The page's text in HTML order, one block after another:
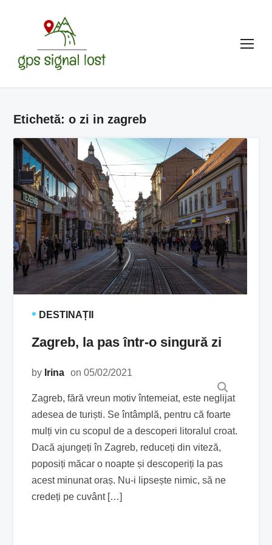
Etichetă:o zi in zagreb
• DESTINAȚII
Zagreb, la pas într-o singură zi
by Irina on 05/02/2021
Zagreb, fără vreun motiv întemeiat, este neglijat
adesea de turiști. Se întâmplă, pentru că foarte
mulți vin cu scopul de a descoperi litoralul croat.
Dacă ajungeți în Zagreb, reduceți din viteză,
poposiți măcar o noapte și descoperiți la pas
acest minunat oraș. Nu-i lipsește nimic, să ne
credeți pe cuvânt […]